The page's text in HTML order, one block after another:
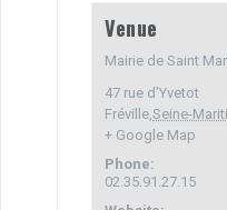
Venue
Mairie de Saint
47 rue d'Yvetot
Fréville ,Seine-
+ Google Map
Phone:
02.35.91.27.15